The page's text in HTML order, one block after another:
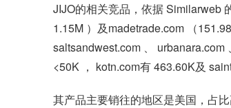
JIJO的相关竞品，依据 Similarweb
1.15M ）及madetrade.com （
saltsandwest.com 、
<50K ， kotn.com有 463.60K及
其产品主要销往的地区是美国，占比